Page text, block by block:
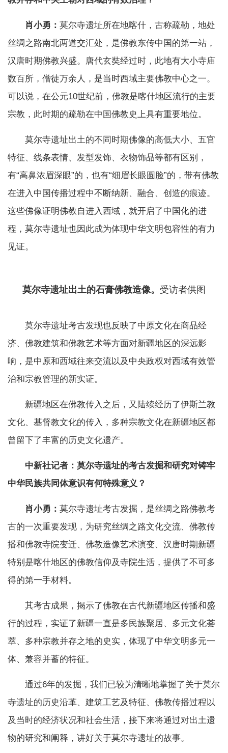
肖小勇： 莫尔寺遗址所在地喀什，古称疏勒，地处
丝绸之路南北两道交汇处，是佛教东传中国的第一站，
汉唐时期佛教兴盛。唐代玄奘经过时，此地有大小寺庙
数百所，僧徒万余人，是当时西域主要佛教中心之一。
可以说，在公元10世纪前，佛教是喀什地区流行的主要
宗教，此时期的疏勒在中国佛教史上具有重要地位。
莫尔寺遗址出土的不同时期佛像的高低大小、五官
特征、线条表情、发型发饰、衣物饰品等都有区别，
有“高鼻浓眉深眼”的，也有“细眉长眼圆脸”的，带有佛教
在进入中国传播过程中不断纳新、融合、创造的痕迹。
这些佛像证明佛教自进入西域，就开启了中国化的进
程，莫尔寺遗址也因此成为体现中华文明包容性的有力
见证。
莫尔寺遗址出土的石膏佛教造像。 受访者供图
莫尔寺遗址考古发现也反映了中原文化在商品经
济、佛教建筑和佛教艺术等方面对新疆地区的深远影
响，是中原和西域往来交流以及中央政权对西域有效管
治和宗教管理的新实证。
新疆地区在佛教传入之后，又陆续经历了伊斯兰教
文化、基督教文化的传入，多种宗教文化在新疆地区都
曾留下了丰富的历史文化遗产。
中新社记者：莫尔寺遗址的考古发掘和研究对铸牢
中华民族共同体意识有何特殊意义？
肖小勇： 莫尔寺遗址考古发掘，是丝绸之路佛教考
古的一次重要发现，为研究丝绸之路文化交流、佛教传
播和佛教寺院变迁、佛教造像艺术演变、汉唐时期新疆
特别是喀什地区的佛教信仰及寺院生活，提供了不可多
得的第一手材料。
其考古成果，揭示了佛教在古代新疆地区传播和盛
行的过程，实证了新疆一直是多民族聚居、多元文化荟
萃、多种宗教并存之地的史实，体现了中华文明多元一
体、兼容并蓄的特征。
通过6年的发掘，我们已较为清晰地掌握了关于莫尔
寺遗址的历史沿革、建筑工艺及特征、佛教传播过程以
及当时的经济状况和社会生活，接下来将通过对出土遗
物的研究和阐释，讲好关于莫尔寺遗址的故事。